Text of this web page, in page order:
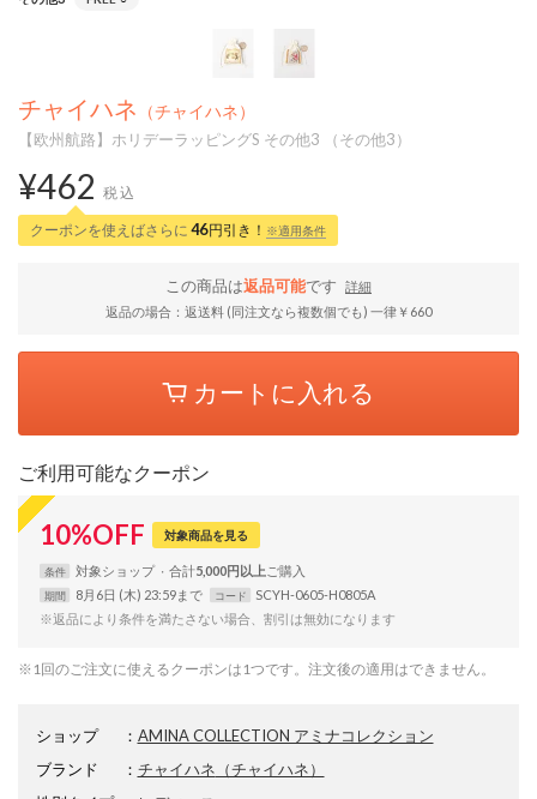
チャイハネ （チャイハネ）
【欧州航路】ホリデーラッピングS その他3 （その他3）
¥462 税込
クーポンを使えばさらに 46円引き！ ※適用条件
この商品は返品可能です
詳細
返品の場合：返送料 (同注文なら複数個でも) 一律￥660
カートに入れる
ご利用可能なクーポン
10%OFF 対象商品を見る
条件 対象ショップ 合計5,000円以上
期間 8月6日 (木) 23:59まで コード
SCYH-0605-H0805A
※返品により条件を満たさない場合、割引は無効になります
※1回のご注文に使えるクーポンは1つです。注文後の適用はできません。
ショップ ： AMINA COLLECTION アミナコレクション
ブランド
： チャイハネ （チャイハネ）